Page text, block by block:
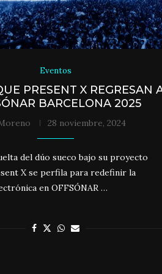
Eventos
PRESENT X REGRESAN
BARCELONA 2025
28 noviembre, 2024
del dúo sueco bajo su proyecto
X se perfila para redefinir la
en OFFSÓNAR …